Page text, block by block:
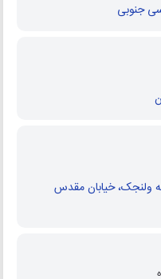
جنوبی
1، محله ولنجک، خیابان مقدس